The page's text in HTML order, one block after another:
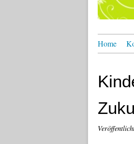
Home